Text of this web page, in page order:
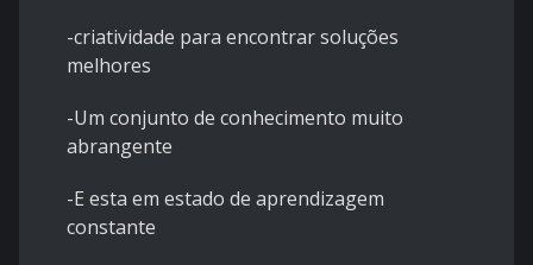
-criatividade para encontrar soluções
melhores
-Um conjunto de conhecimento muito
abrangente
-E esta em estado de aprendizagem
constante